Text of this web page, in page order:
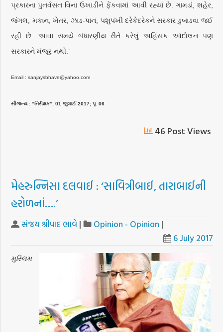
પ્રકારના પુનર્વસન વિના ઉખાડીને ફેંકવામાં આવી રહ્યાં છે. ગામડાં, શહેર,
જંગલ, મકાન, ખેતર, ઝાડ-પાન, પશુપંખી દરેકેદરેકને સરકાર ડુબાડવા જઈ
રહી છે. આવા સમયે બંધારણીય રીતે કરેલું અહિંસક આંદોલન પણ
સરકારને મંજૂર નથી.’
Email : sanjaysbhave@yahoo.com
સૌજન્ય : “નિરીક્ષક”, 01 જુલાઈ 2017; પૃ. 06
46 Post Views
મેહરુન્નિસા દલવાઈ : ‘સાવિત્રીબાઈ, તારાબાઈની
હરોળનાં….’
સંજય શ્રીપાદ ભાવે | Opinion - Opinion |
6 July 2017
મુસ્લિમ